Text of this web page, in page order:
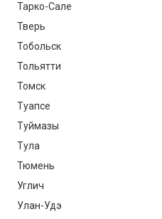
Тарко-Сале
Тверь
Тобольск
Тольятти
Томск
Туапсе
Туймазы
Тула
Тюмень
Углич
Улан-Удэ